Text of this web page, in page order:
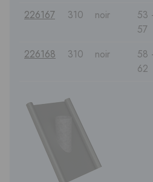
226167 310 noir
53 -
57
226168 310 noir
58 -
62